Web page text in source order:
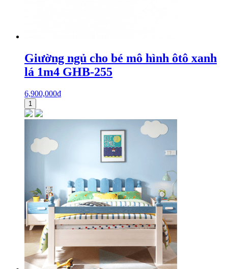
Giường ngủ cho bé mô hình ôtô xanh
lá 1m4 GHB-255
6,900,000₫
1